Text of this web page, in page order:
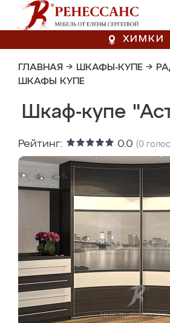
ХИМКИ
ГЛАВНАЯ → ШКАФЫ-КУПЕ →
ШКАФЫ КУПЕ
Шкаф-купе
Рейтинг: 0.0 (0